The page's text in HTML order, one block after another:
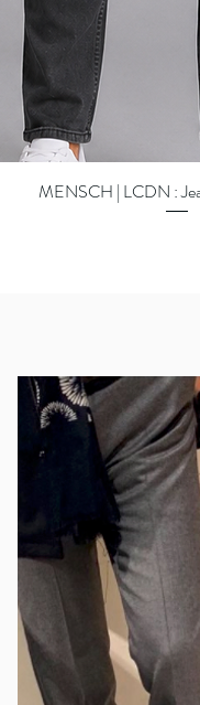
Quick
MENSCH | LCDN :